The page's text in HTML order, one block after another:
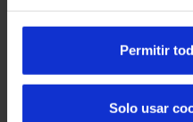
Permitir
Solo usar
eficiencia en el acceso son
En particular, se instalaron
correderas estándar
Intensivos (UCI), se